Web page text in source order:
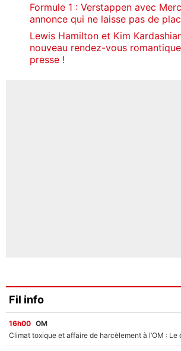
Formule 1 : Verstappen avec
annonce qui ne laisse pas de
Lewis Hamilton et Kim
nouveau rendez-vous
presse !
Fil info
16h00 OM